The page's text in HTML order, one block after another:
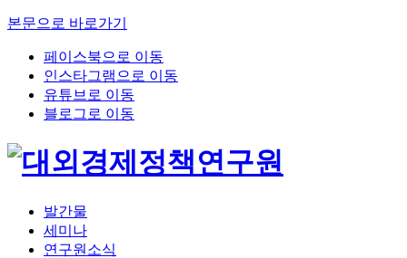
본문으로 바로가기
페이스북으로 이동
인스타그램으로 이동
유튜브로 이동
블로그로 이동
발간물
세미나
연구원소식